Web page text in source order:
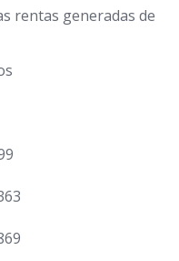
rentas generadas de